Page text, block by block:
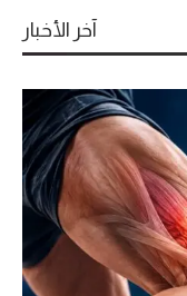
آخر الأخبار